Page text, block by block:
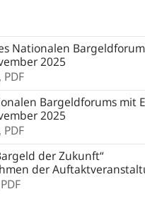
Nationalen
2025
PDF
Bargeldforums mit
2025
PDF
der Zukunft“
der
PDF